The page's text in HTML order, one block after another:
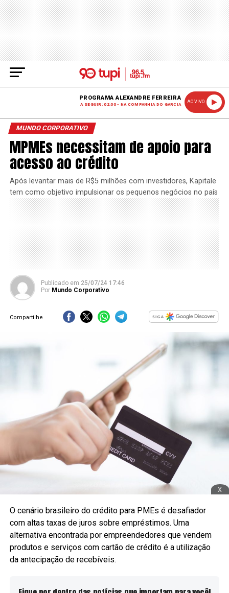
PROGRAMA ALEXANDRE FERREIRA
A SEGUIR: 02:00 - NA COMPANHIA DO GARCIA
AO VIVO
MUNDO CORPORATIVO
MPMEs necessitam de apoio para
acesso ao crédito
Após levantar mais de R$5 milhões com investidores, Kapitale
tem como objetivo impulsionar os pequenos negócios no país
Publicado em 25/07/24 17:46
Por Mundo Corporativo
Compartilhe
x
O cenário brasileiro do crédito para PMEs é desafiador
com altas taxas de juros sobre empréstimos. Uma
alternativa encontrada por empreendedores que vendem
produtos e serviços com cartão de crédito é a utilização
da antecipação de recebíveis.